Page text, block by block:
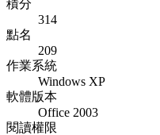
積分
314
點名
209
作業系統
Windows XP
軟體版本
Office 2003
閱讀權限